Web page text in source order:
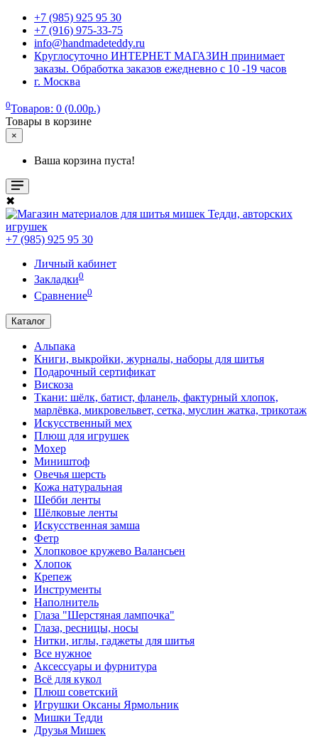
+7 (985) 925 95 30
+7 (916) 975-33-75
info@handmadeteddy.ru
Круглосуточно ИНТЕРНЕТ МАГАЗИН принимает
заказы. Обработка заказов ежедневно с 10 -19 часов
г. Москва
0Товаров: 0 (0.00р.)
Товары в корзине
×
Ваша корзина пуста!
✖
+7 (985) 925 95 30
Личный кабинет
Закладки0
Сравнение0
Каталог
Альпака
Книги, выкройки, журналы, наборы для шитья
Подарочный сертификат
Вискоза
Ткани: шёлк, батист, фланель, фактурный хлопок,
марлёвка, микровельвет, сетка, муслин жатка, трикотаж
Искусственный мех
Плюш для игрушек
Мохер
Миништоф
Овечья шерсть
Кожа натуральная
Шебби ленты
Шёлковые ленты
Искусственная замша
Фетр
Хлопковое кружево Валансьен
Хлопок
Крепеж
Инструменты
Наполнитель
Глаза "Шерстяная лампочка"
Глаза, ресницы, носы
Нитки, иглы, гаджеты для шитья
Все нужное
Аксессуары и фурнитура
Всё для кукол
Плюш советский
Игрушки Оксаны Ярмольник
Мишки Тедди
Друзья Мишек